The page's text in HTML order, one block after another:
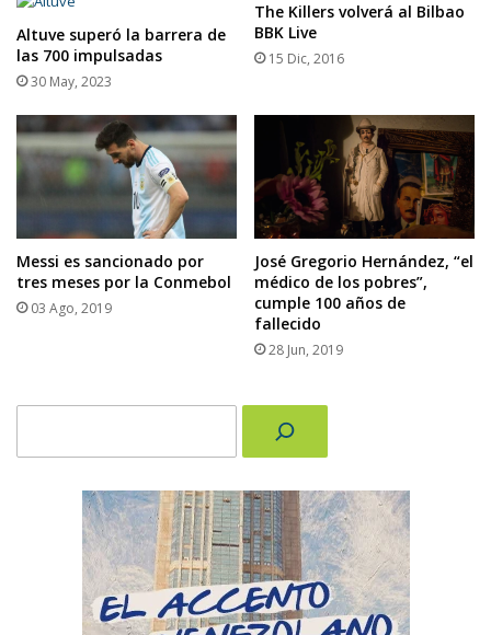
Altuve superó la barrera de
las 700 impulsadas
30 May, 2023
The Killers volverá al Bilbao
BBK Live
15 Dic, 2016
Messi es sancionado por
tres meses por la Conmebol
03 Ago, 2019
José Gregorio Hernández, “el
médico de los pobres”,
cumple 100 años de
fallecido
28 Jun, 2019